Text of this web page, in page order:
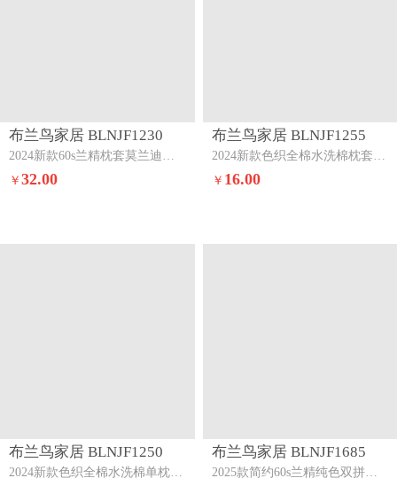
布兰鸟家居 BLNJF1230
2024新款60s兰精枕套莫兰迪天空+白桃
￥32.00
布兰鸟家居 BLNJF1255
2024新款色织全棉水洗棉枕套一对粉小格
￥ 16.00
布兰鸟家居 BLNJF1250
2024新款色织全棉水洗棉单枕套一对波西米亚-绿
布兰鸟家居 BLNJF1685
2025款简约60s兰精纯色双拼单品枕套迷雾灰韵